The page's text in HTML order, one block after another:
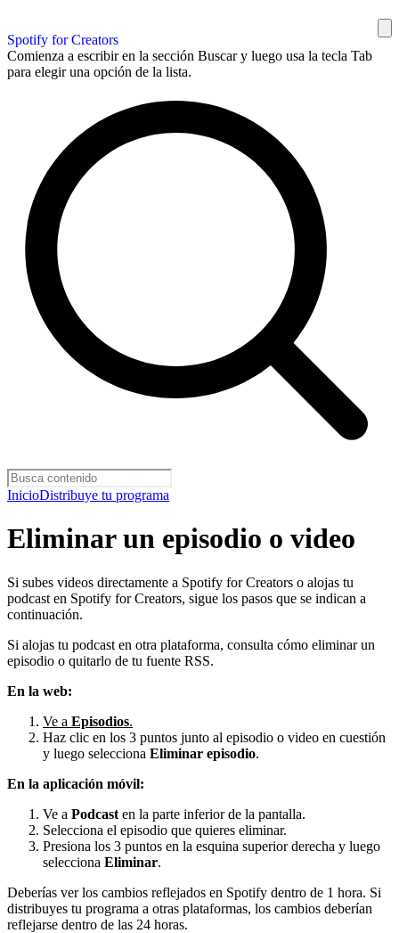
Spotify for Creators
Comienza a escribir en la sección Buscar y luego usa la tecla Tab
para elegir una opción de la lista.
InicioDistribuye tu programa
Eliminar un episodio o video
Si subes videos directamente a Spotify for Creators o alojas tu
podcast en Spotify for Creators, sigue los pasos que se indican a
continuación.
Si alojas tu podcast en otra plataforma, consulta cómo eliminar un
episodio o quitarlo de tu fuente RSS.
En la web:
Ve a Episodios.
Haz clic en los 3 puntos junto al episodio o video en cuestión
y luego selecciona Eliminar episodio.
En la aplicación móvil:
Ve a Podcast en la parte inferior de la pantalla.
Selecciona el episodio que quieres eliminar.
Presiona los 3 puntos en la esquina superior derecha y luego
selecciona Eliminar.
Deberías ver los cambios reflejados en Spotify dentro de 1 hora. Si
distribuyes tu programa a otras plataformas, los cambios deberían
reflejarse dentro de las 24 horas.